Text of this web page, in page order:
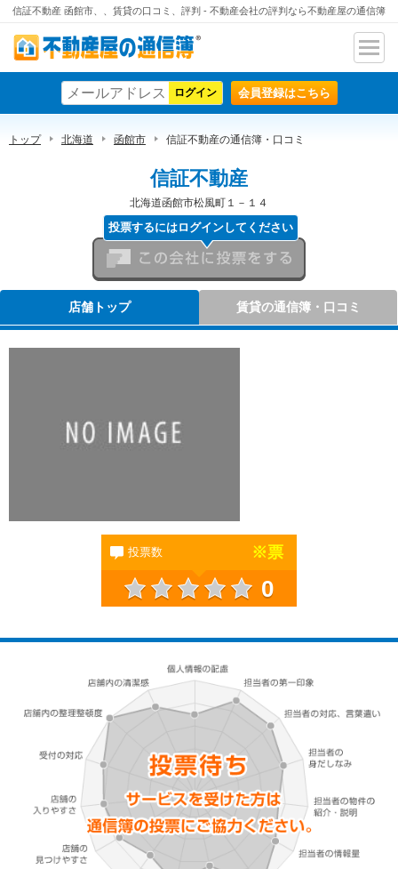
信証不動産 函館市、、賃貸の口コミ、評判 - 不動産会社の評判なら不動産屋の通信簿
不動産屋の通信簿
ナビ
ン
会員登録はこちら
トップ 北海道 函館市 信証不動産の通信簿・口コミ
信証不動産
北海道函館市松風町１－１４
この会社に投票をする
投票するにはログインしてください
店舗トップ 賃貸の通信簿・口コミ
投票数 ※票
0